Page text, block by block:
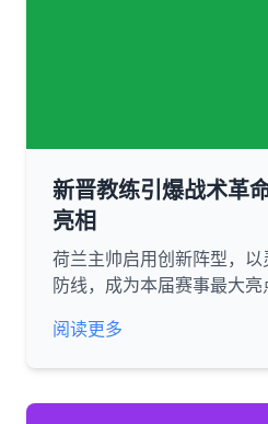
新晋教练引爆战术革
亮相
荷兰主帅启用创新阵型，
防线，成为本届赛事最大亮
阅读更多